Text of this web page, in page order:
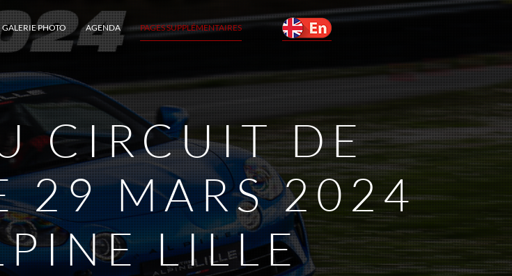
GALERIE PHOTO AGENDA PAGES SUPPLÉMENTAIRES
CIRCUIT DE
29 MARS 2024
LILLE